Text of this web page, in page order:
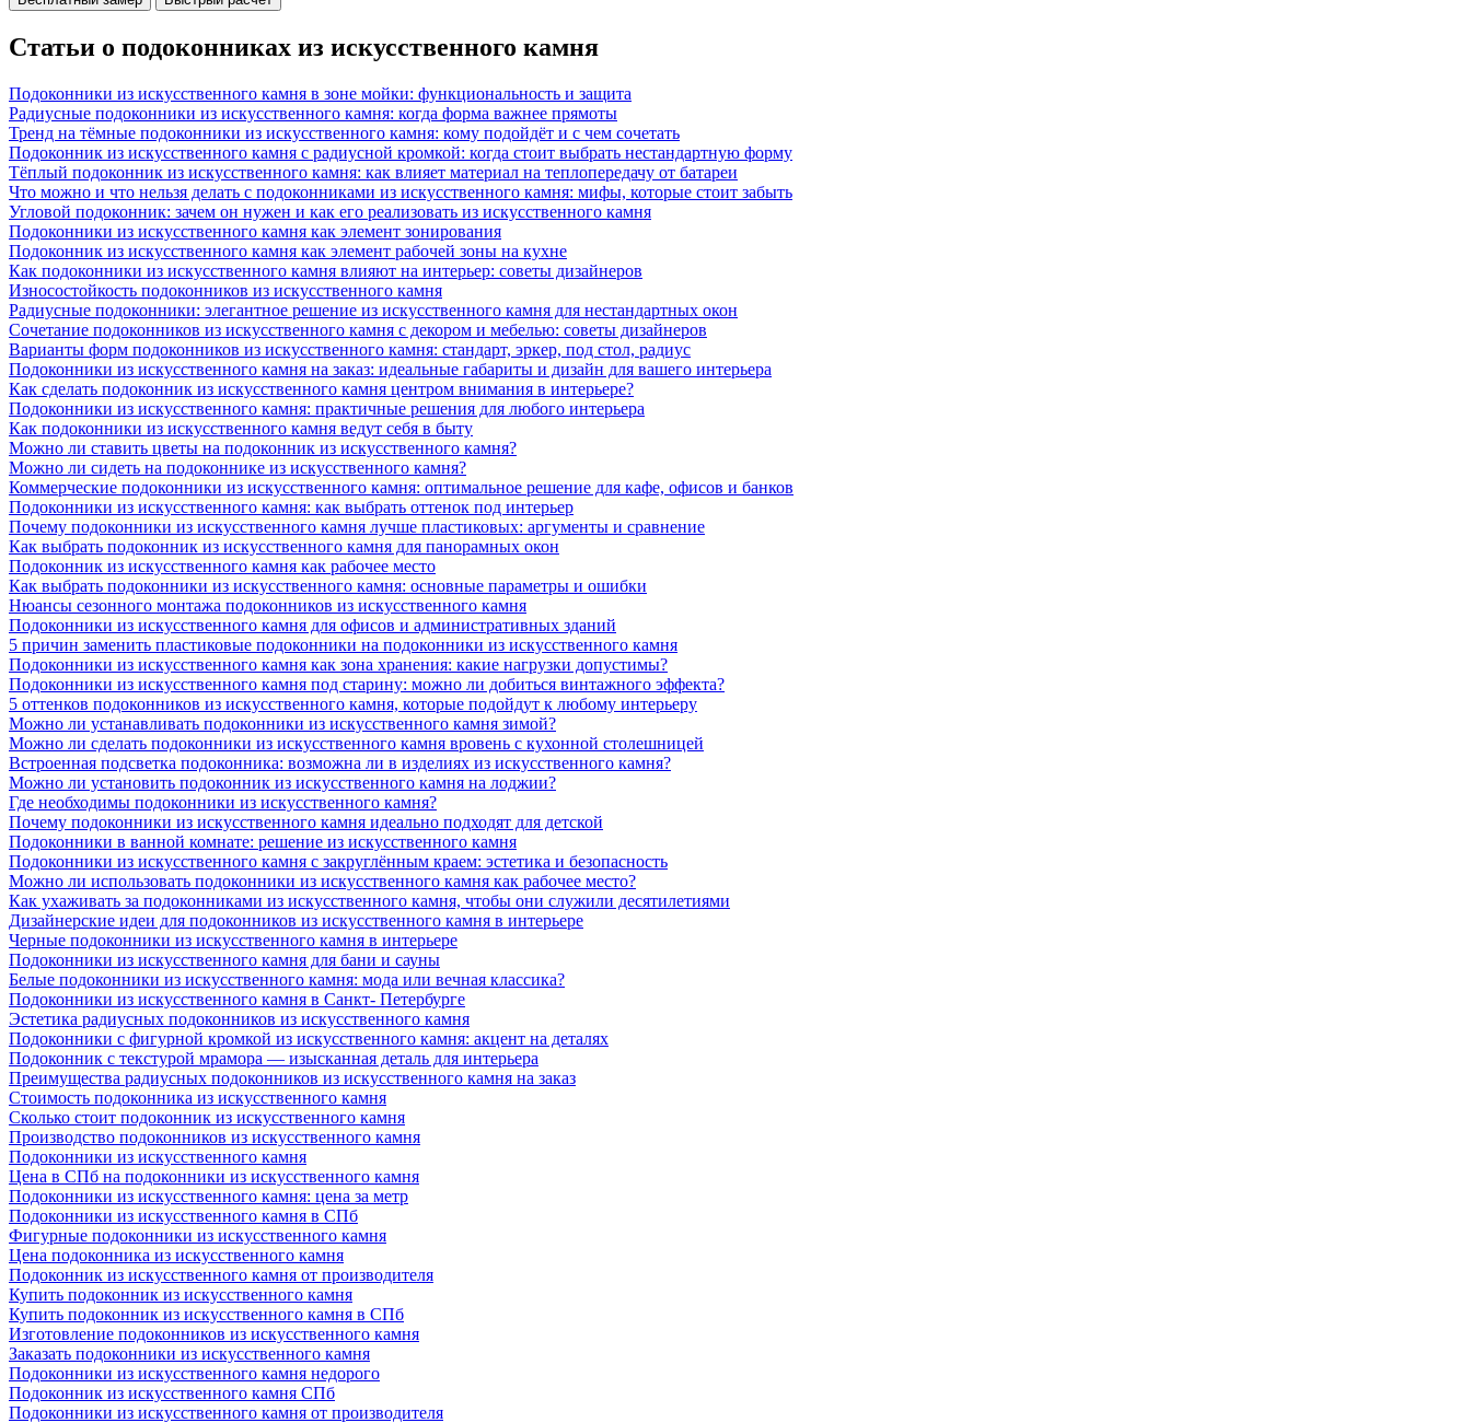
Статьи о подоконниках из искусственного камня
Подоконники из искусственного камня в зоне мойки: функциональность и защита
Радиусные подоконники из искусственного камня: когда форма важнее прямоты
Тренд на тёмные подоконники из искусственного камня: кому подойдёт и с чем сочетать
Подоконник из искусственного камня с радиусной кромкой: когда стоит выбрать нестандартную форму
Тёплый подоконник из искусственного камня: как влияет материал на теплопередачу от батареи
Что можно и что нельзя делать с подоконниками из искусственного камня: мифы, которые стоит забыть
Угловой подоконник: зачем он нужен и как его реализовать из искусственного камня
Подоконники из искусственного камня как элемент зонирования
Подоконник из искусственного камня как элемент рабочей зоны на кухне
Как подоконники из искусственного камня влияют на интерьер: советы дизайнеров
Износостойкость подоконников из искусственного камня
Радиусные подоконники: элегантное решение из искусственного камня для нестандартных окон
Сочетание подоконников из искусственного камня с декором и мебелью: советы дизайнеров
Варианты форм подоконников из искусственного камня: стандарт, эркер, под стол, радиус
Подоконники из искусственного камня на заказ: идеальные габариты и дизайн для вашего интерьера
Как сделать подоконник из искусственного камня центром внимания в интерьере?
Подоконники из искусственного камня: практичные решения для любого интерьера
Как подоконники из искусственного камня ведут себя в быту
Можно ли ставить цветы на подоконник из искусственного камня?
Можно ли сидеть на подоконнике из искусственного камня?
Коммерческие подоконники из искусственного камня: оптимальное решение для кафе, офисов и банков
Подоконники из искусственного камня: как выбрать оттенок под интерьер
Почему подоконники из искусственного камня лучше пластиковых: аргументы и сравнение
Как выбрать подоконник из искусственного камня для панорамных окон
Подоконник из искусственного камня как рабочее место
Как выбрать подоконники из искусственного камня: основные параметры и ошибки
Нюансы сезонного монтажа подоконников из искусственного камня
Подоконники из искусственного камня для офисов и административных зданий
5 причин заменить пластиковые подоконники на подоконники из искусственного камня
Подоконники из искусственного камня как зона хранения: какие нагрузки допустимы?
Подоконники из искусственного камня под старину: можно ли добиться винтажного эффекта?
5 оттенков подоконников из искусственного камня, которые подойдут к любому интерьеру
Можно ли устанавливать подоконники из искусственного камня зимой?
Можно ли сделать подоконники из искусственного камня вровень с кухонной столешницей
Встроенная подсветка подоконника: возможна ли в изделиях из искусственного камня?
Можно ли установить подоконник из искусственного камня на лоджии?
Где необходимы подоконники из искусственного камня?
Почему подоконники из искусственного камня идеально подходят для детской
Подоконники в ванной комнате: решение из искусственного камня
Подоконники из искусственного камня с закруглённым краем: эстетика и безопасность
Можно ли использовать подоконники из искусственного камня как рабочее место?
Как ухаживать за подоконниками из искусственного камня, чтобы они служили десятилетиями
Дизайнерские идеи для подоконников из искусственного камня в интерьере
Черные подоконники из искусственного камня в интерьере
Подоконники из искусственного камня для бани и сауны
Белые подоконники из искусственного камня: мода или вечная классика?
Подоконники из искусственного камня в Санкт- Петербурге
Эстетика радиусных подоконников из искусственного камня
Подоконники с фигурной кромкой из искусственного камня: акцент на деталях
Подоконник с текстурой мрамора — изысканная деталь для интерьера
Преимущества радиусных подоконников из искусственного камня на заказ
Стоимость подоконника из искусственного камня
Сколько стоит подоконник из искусственного камня
Производство подоконников из искусственного камня
Подоконники из искусственного камня
Цена в СПб на подоконники из искусственного камня
Подоконники из искусственного камня: цена за метр
Подоконники из искусственного камня в СПб
Фигурные подоконники из искусственного камня
Цена подоконника из искусственного камня
Подоконник из искусственного камня от производителя
Купить подоконник из искусственного камня
Купить подоконник из искусственного камня в СПб
Изготовление подоконников из искусственного камня
Заказать подоконники из искусственного камня
Подоконники из искусственного камня недорого
Подоконник из искусственного камня СПб
Подоконники из искусственного камня от производителя